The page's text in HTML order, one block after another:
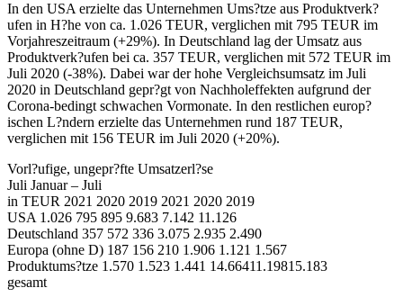
In den USA erzielte das Unternehmen Ums?tze aus Produktverk?
ufen in H?he von ca. 1.026 TEUR, verglichen mit 795 TEUR im
Vorjahreszeitraum (+29%). In Deutschland lag der Umsatz aus
Produktverk?ufen bei ca. 357 TEUR, verglichen mit 572 TEUR im
Juli 2020 (-38%). Dabei war der hohe Vergleichsumsatz im Juli
2020 in Deutschland gepr?gt von Nachholeffekten aufgrund der
Corona-bedingt schwachen Vormonate. In den restlichen europ?
ischen L?ndern erzielte das Unternehmen rund 187 TEUR,
verglichen mit 156 TEUR im Juli 2020 (+20%).
Vorl?ufige, ungepr?fte Umsatzerl?se
Juli Januar – Juli
in TEUR 2021 2020 2019 2021 2020 2019
USA 1.026 795 895 9.683 7.142 11.126
Deutschland 357 572 336 3.075 2.935 2.490
Europa (ohne D) 187 156 210 1.906 1.121 1.567
Produktums?tze 1.570 1.523 1.441 14.66411.19815.183
gesamt